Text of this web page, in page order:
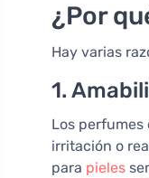
¿Por
Hay varias
1.
Los
irritación o
para pieles